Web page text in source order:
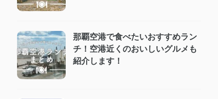
那覇空港で食べたいおすすめラン
チ！空港近くのおいしいグルメも
紹介します！